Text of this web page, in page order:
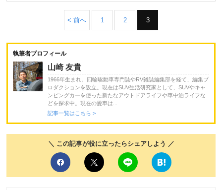
< 前へ 1 2 3
執筆者プロフィール
山崎 友貴
1966年生まれ。四輪駆動車専門誌やRV雑誌編集部を経て、編集ブ
ロダクションを設立。現在はSUV生活研究家として、SUVやキャ
ンピングカーを使った新たなアウトドアライフや車中泊ライフな
どを探求中。現在の愛車は...
記事一覧はこちら >
＼ この記事が役に立ったらシェアしよう ／